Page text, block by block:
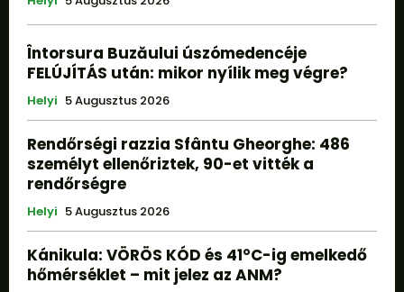
Întorsura Buzăului úszómedencéje
FELÚJÍTÁS után: mikor nyílik meg végre?
Helyi 5 Augusztus 2026
Rendőrségi razzia Sfântu Gheorghe: 486
személyt ellenőriztek, 90-et vitték a
rendőrségre
Helyi 5 Augusztus 2026
Kánikula: VÖRÖS KÓD és 41°C-ig emelkedő
hőmérséklet – mit jelez az ANM?